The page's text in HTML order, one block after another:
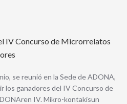
IV Concurso de Microrrelatos
se reunió en la Sede de ADONA,
los ganadores del IV Concurso de
IV. Mikro-kontakisun